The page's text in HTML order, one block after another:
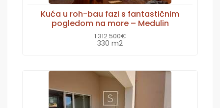
Kuća u roh-bau fazi s fantastičnim
pogledom na more – Medulin
1.312.500€
330 m2